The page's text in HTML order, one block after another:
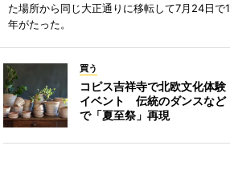
た場所から同じ大正通りに移転して7月24日で1
年がたった。
買う
コピス吉祥寺で北欧文化体験
イベント 伝統のダンスなど
で「夏至祭」再現